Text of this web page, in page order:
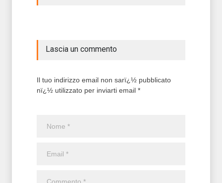
Lascia un commento
Il tuo indirizzo email non sarï¿½ pubblicato
nï¿½ utilizzato per inviarti email *